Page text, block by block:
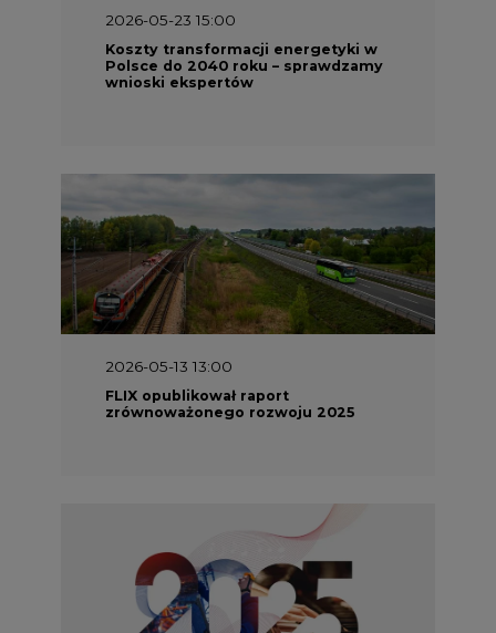
2026-05-23 15:00
Koszty transformacji energetyki w
Polsce do 2040 roku – sprawdzamy
wnioski ekspertów
2026-05-13 13:00
FLIX opublikował raport
zrównoważonego rozwoju 2025